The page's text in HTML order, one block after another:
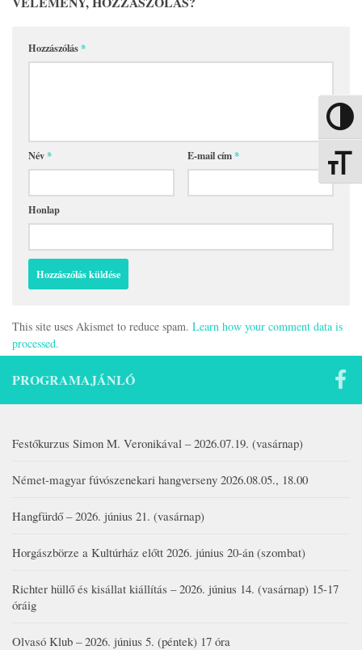
Nagy
Hozzászólás*
Név* E-mail cím*
Honlap
This site uses Akismet to reduce spam. Learn how your comment data is
processed.
PROGRAMAJÁNLÓ
Festőkurzus Simon M. Veronikával – 2026.07.19. (vasárnap)
Német-magyar fúvószenekari hangverseny 2026.08.05., 18.00
Hangfürdő – 2026. június 21. (vasárnap)
Horgászbörze a Kultúrház előtt 2026. június 20-án (szombat)
Richter hüllő és kisállat kiállítás – 2026. június 14. (vasárnap) 15-17
óráig
Olvasó Klub – 2026. június 5. (péntek) 17 óra